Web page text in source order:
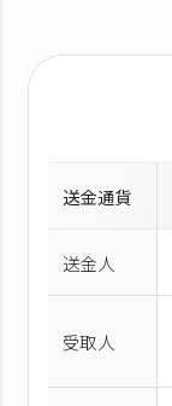
送金通貨
送金人
受取人